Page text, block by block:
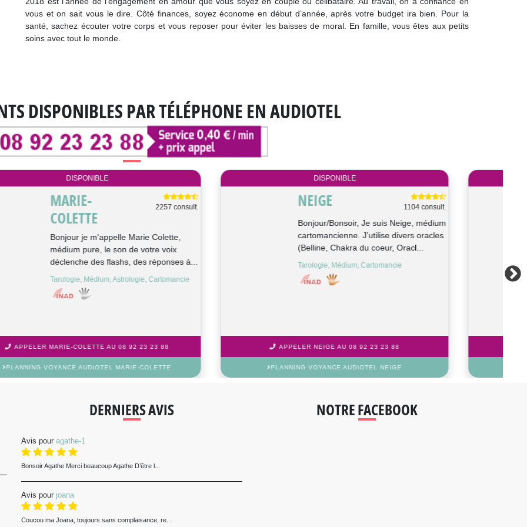
vous et on sait vous le dire. Côté finances, soyez économe en début d’année, après votre budget ira bien. Pour la
santé, sachez écouter votre corps et vous reposer pour éviter les baisses de moral. En famille, vous êtes aux petits
soins avec tout le monde.
DISPONIBLES PAR TÉLÉPHONE EN AUDIOTEL
Bonjour/Bonsoir, Je suis Neige, médium
cartomancienne. J’utilise divers oracles
(Belline, Chakra du coeur, Oracl...
Tarologie, Médium, Cartomancie
APPELER NEIGE AU 08 92 23 23 88
PLANNING VOYANCE AUDIOTEL NEIGE
Bonjour, je suis Pierre voyant et
magnétiseur depuis l'adolescence, je
travaille aux ressentis, au pendu...
Médium, Radiésthésie
APPELER PIERRE AU 08 92 23 23 88
PLANNING VOYANCE AUDIOTEL PIERRE
DERNIERS AVIS
Avis pour agathe-1
Bonsoir Agathe Merci beaucoup Agathe D’être l...
Avis pour joana
Coucou ma Joana, toujours sans complaisance, re...
NOTRE FACEBOOK